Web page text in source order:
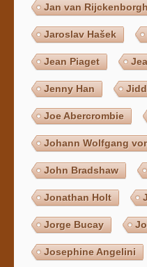
Jan van Rijckenborgh
Jaroslav Hašek
Jean Piaget
Jenny Han
Joe Abercrombie
Johann Wolfgang
John Bradshaw
Jonathan Holt
Jorge Bucay
Josephine Angelini